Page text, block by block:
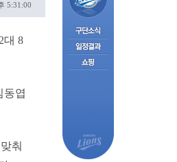
5:31:00
대 8
동엽
춰